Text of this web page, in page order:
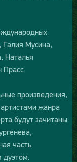
Галия Мусина,
Наталья
Прасс.
произведения,
жанра
будут зачитаны
часть
дуэтом.